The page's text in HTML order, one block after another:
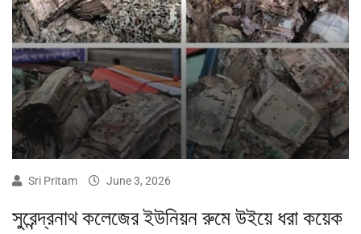
Sri Pritam June 3, 2026
সুরেন্দ্রনাথ কলেজের ইউনিয়ন রুমে উইয়ে ধরা কয়েক